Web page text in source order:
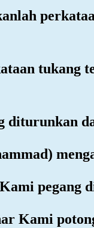
tukang
diturunkan
pegang
Kami